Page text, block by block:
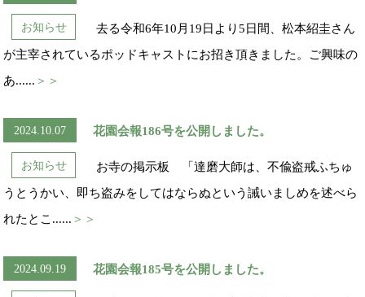
お知らせ
去る令和6年10月19日より5日間、松本紹圭さん
が主宰されているポッドキャストにお招き頂きました。ご興味の
あ...... ＞＞
2024.10.07 花園会報186号を公開しました。
お知らせ
お寺の掲示板 「達磨大師は、不偸盗戒ふちゅ
うとうかい、即ち盗みをしてはならぬという誡いましめを述べら
れたとこ...... ＞＞
2024.09.19 花園会報185号を公開しました。